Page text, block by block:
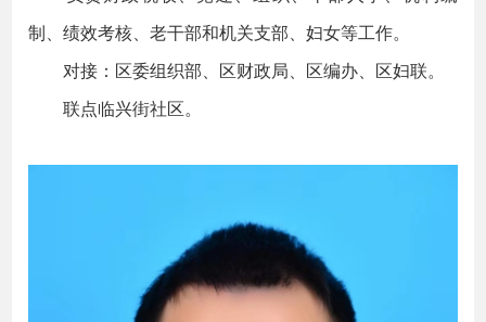
制、绩效考核、老干部和机关支部、妇女等工作。
对接：区委组织部、区财政局、区编办、区妇联。
联点临兴街社区。